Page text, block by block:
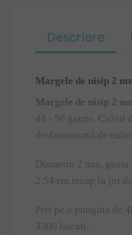
Descriere
Margele de nisip 2
Margele de nisip 2
48 - 50 grame. Culori
desfasuratorul de culori.
Diametru 2 mm,
2.54 cm incap in jur
Pret pe o punguta de
3300 bucati.